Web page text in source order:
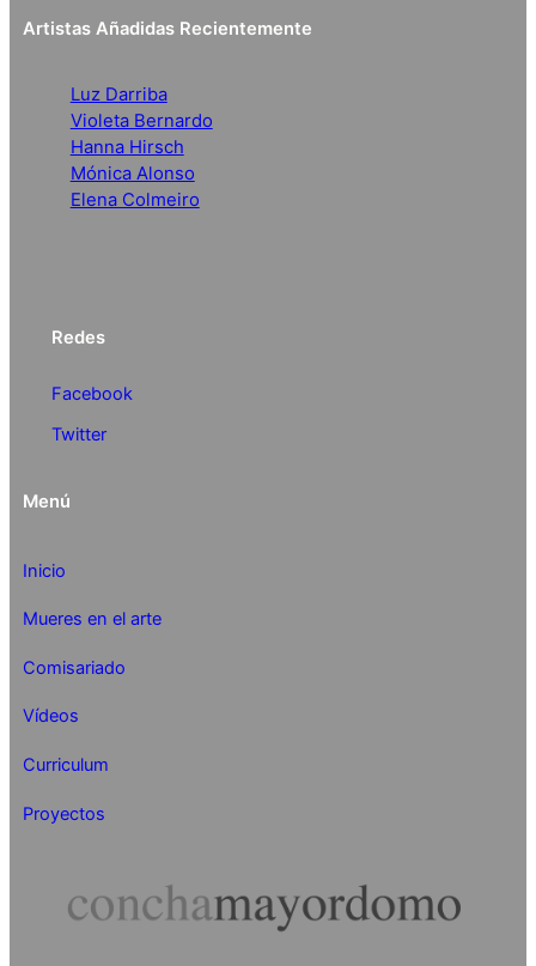
Artistas Añadidas Recientemente
Luz Darriba
Violeta Bernardo
Hanna Hirsch
Mónica Alonso
Elena Colmeiro
Redes
Facebook
Twitter
Menú
Inicio
Mueres en el arte
Comisariado
Vídeos
Curriculum
Proyectos